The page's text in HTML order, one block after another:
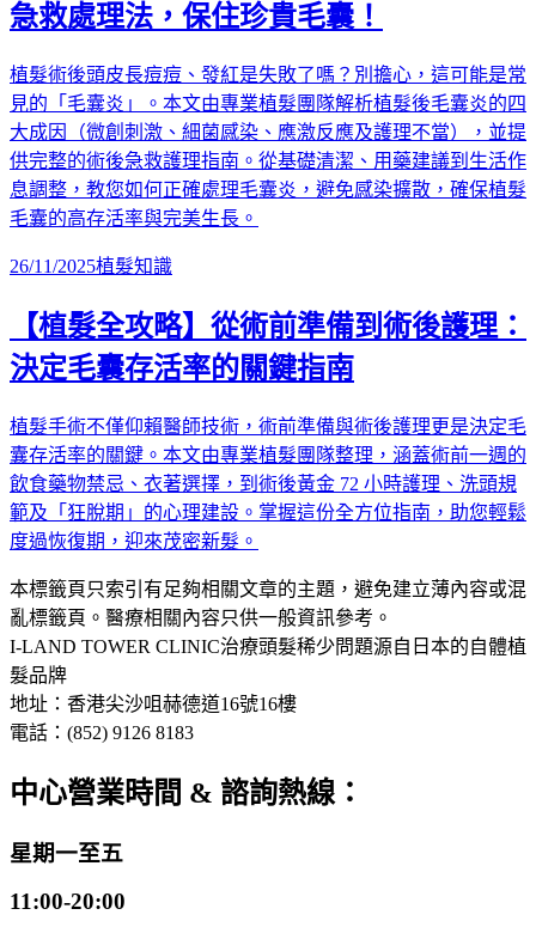
急救處理法，保住珍貴毛囊！
植髮術後頭皮長痘痘、發紅是失敗了嗎？別擔心，這可能是常
見的「毛囊炎」。本文由專業植髮團隊解析植髮後毛囊炎的四
大成因（微創刺激、細菌感染、應激反應及護理不當），並提
供完整的術後急救護理指南。從基礎清潔、用藥建議到生活作
息調整，教您如何正確處理毛囊炎，避免感染擴散，確保植髮
毛囊的高存活率與完美生長。
26/11/2025植髮知識
【植髮全攻略】從術前準備到術後護理：
決定毛囊存活率的關鍵指南
植髮手術不僅仰賴醫師技術，術前準備與術後護理更是決定毛
囊存活率的關鍵。本文由專業植髮團隊整理，涵蓋術前一週的
飲食藥物禁忌、衣著選擇，到術後黃金 72 小時護理、洗頭規
範及「狂脫期」的心理建設。掌握這份全方位指南，助您輕鬆
度過恢復期，迎來茂密新髮。
本標籤頁只索引有足夠相關文章的主題，避免建立薄內容或混
亂標籤頁。醫療相關內容只供一般資訊參考。
I-LAND TOWER CLINIC治療頭髮稀少問題源自日本的自體植
髮品牌
地址：香港尖沙咀赫德道16號16樓
電話：(852) 9126 8183
中心營業時間 & 諮詢熱線：
星期一至五
11:00-20:00